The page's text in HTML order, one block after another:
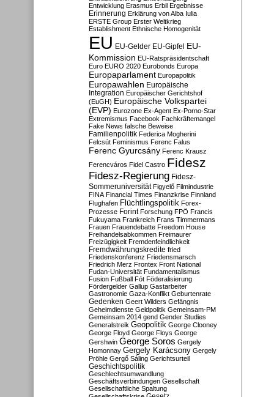
Entwicklung Erasmus Erbil Ergebnisse
Erinnerung Erklärung von Alba Iulia
ERSTE Group Erster Weltkrieg
Establishment Ethnische Homogenität
EU EU-Gelder EU-Gipfel EU-
Kommission EU-Ratspräsidentschaft
Euro EURO 2020 Eurobonds Europa
Europaparlament Europapolitik
Europawahlen Europäische
Integration Europäischer Gerichtshof
(EuGH) Europäische Volkspartei
(EVP) Eurozone Ex-Agent Ex-Porno-Star
Extremismus Facebook Fachkräftemangel
Fake News falsche Beweise
Familienpolitik Federica Mogherini
Felcsút Feminismus Ferenc Falus
Ferenc Gyurcsány Ferenc Krausz
Ferencváros Fidel Castro Fidesz
Fidesz-Regierung Fidesz-
Sommeruniversität Figyelő Filmindustrie
FINA Financial Times Finanzkrise Finnland
Flughafen Flüchtlingspolitik Forex-
Prozesse Forint Forschung FPÖ Francis
Fukuyama Frankreich Frans Timmermans
Frauen Frauendebatte Freedom House
Freihandelsabkommen Freimaurer
Freizügigkeit Fremdenfeindlichkeit
Fremdwährungskredite fried
Friedenskonferenz Friedensmarsch
Friedrich Merz Frontex Front National
Fudan-Universität Fundamentalismus
Fusion Fußball Fót Föderalisierung
Fördergelder Gallup Gastarbeiter
Gastronomie Gaza-Konflikt Geburtenrate
Gedenken Geert Wilders Gefängnis
Geheimdienste Geldpolitik Gemeinsam-PM
Gemeinsam 2014 gend Gender Studies
Generalstreik Geopolitik George Clooney
George Floyd George Floys George
Gershwin George Soros Gergely
Homonnay Gergely Karácsony Gergely
Pröhle Gergő Sáling Gerichtsurteil
Geschichtspolitik
Geschlechtsumwandlung
Geschäftsverbindungen Gesellschaft
Gesellschaftliche Spaltung